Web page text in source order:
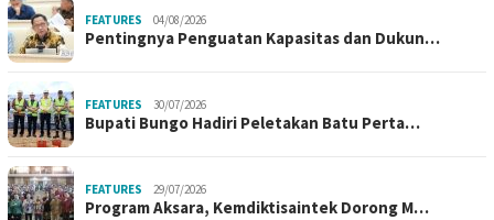
FEATURES 04/08/2026
Pentingnya Penguatan Kapasitas dan Dukun…
FEATURES 30/07/2026
Bupati Bungo Hadiri Peletakan Batu Perta…
FEATURES 29/07/2026
Program Aksara, Kemdiktisaintek Dorong M…